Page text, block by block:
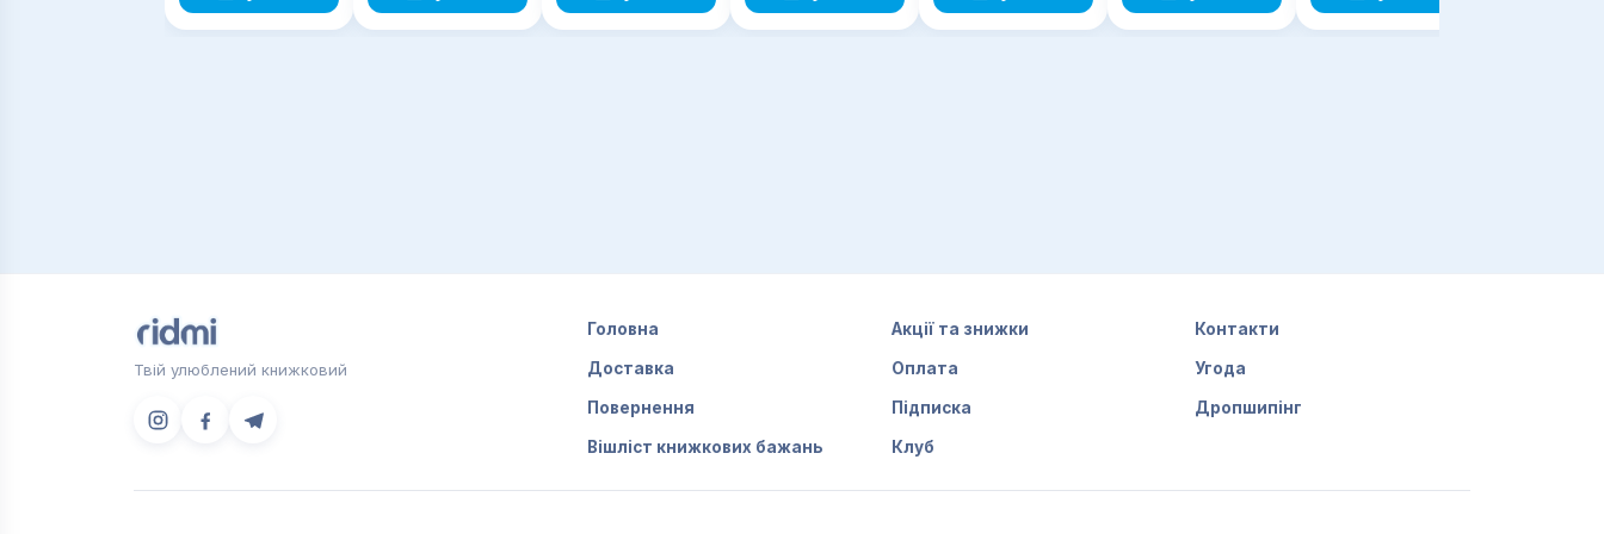
Частина 1
Твій улюблений книжковий
Головна Акції та знижки Контакти
Доставка Оплата Угода
Повернення Підписка Дропшипінг
Вішліст книжкових бажань Клуб